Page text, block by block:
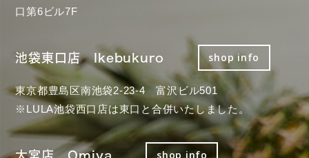
口第6ビル7F
池袋東口店 Ikebukuro shop info
東京都豊島区南池袋2-23-4 富沢ビル501
※LULA池袋西口店は東口と合併いたしました。
shop info